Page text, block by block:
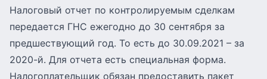
Налоговый отчет по контролируемым сделкам
передается ГНС ежегодно до 30 сентября за
предшествующий год. То есть до 30.09.2021 – за
2020-й. Для отчета есть специальная форма.
Налогоплательщик обязан предоставить пакет